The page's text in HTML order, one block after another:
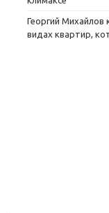
Георгий Михайлов
видах квартир,